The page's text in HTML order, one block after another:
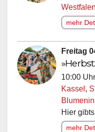
Westfalen
mehr
Freitag
10:00 Uhr
Kassel ,
Hier
mehr